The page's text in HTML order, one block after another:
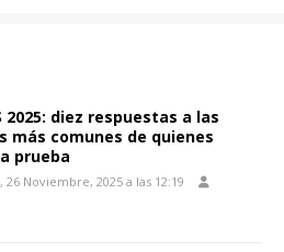
2025: diez respuestas a las
más comunes de quienes
prueba
26 Noviembre, 2025 a las 12:19